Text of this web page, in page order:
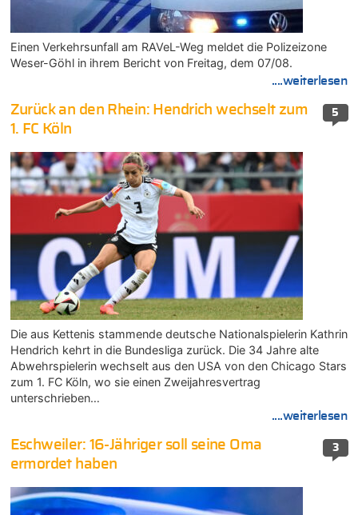
Einen Verkehrsunfall am RAVeL-Weg meldet die Polizeizone
Weser-Göhl in ihrem Bericht von Freitag, dem 07/08.
....weiterlesen
5
Zurück an den Rhein: Hendrich wechselt zum
1. FC Köln
Die aus Kettenis stammende deutsche Nationalspielerin Kathrin
Hendrich kehrt in die Bundesliga zurück. Die 34 Jahre alte
Abwehrspielerin wechselt aus den USA von den Chicago Stars
zum 1. FC Köln, wo sie einen Zweijahresvertrag
unterschrieben…
....weiterlesen
3
Eschweiler: 16-Jähriger soll seine Oma
ermordet haben